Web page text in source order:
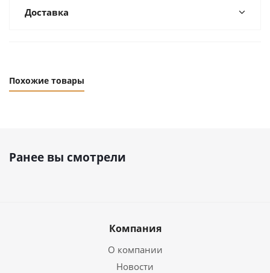
Доставка
Похожие товары
Ранее вы смотрели
Компания
О компании
Новости